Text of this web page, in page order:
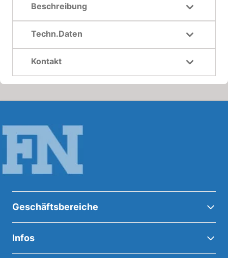
Beschreibung
Techn.Daten
Kontakt
Geschäftsbereiche
Infos